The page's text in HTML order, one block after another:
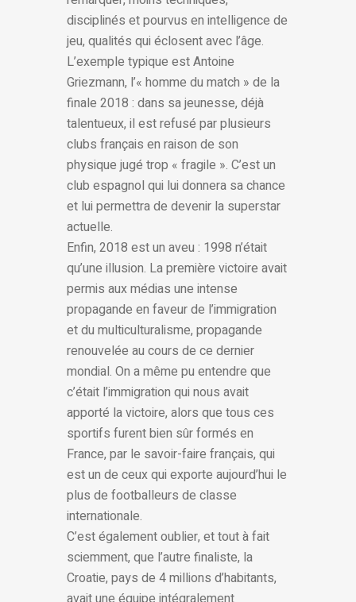
disciplinés et pourvus en intelligence de
jeu, qualités qui éclosent avec l’âge.
L’exemple typique est Antoine
Griezmann, l’« homme du match » de la
finale 2018 : dans sa jeunesse, déjà
talentueux, il est refusé par plusieurs
clubs français en raison de son
physique jugé trop « fragile ». C’est un
club espagnol qui lui donnera sa chance
et lui permettra de devenir la superstar
actuelle.
Enfin, 2018 est un aveu : 1998 n’était
qu’une illusion. La première victoire avait
permis aux médias une intense
propagande en faveur de l’immigration
et du multiculturalisme, propagande
renouvelée au cours de ce dernier
mondial. On a même pu entendre que
c’était l’immigration qui nous avait
apporté la victoire, alors que tous ces
sportifs furent bien sûr formés en
France, par le savoir-faire français, qui
est un de ceux qui exporte aujourd’hui le
plus de footballeurs de classe
internationale.
C’est également oublier, et tout à fait
sciemment, que l’autre finaliste, la
Croatie, pays de 4 millions d’habitants,